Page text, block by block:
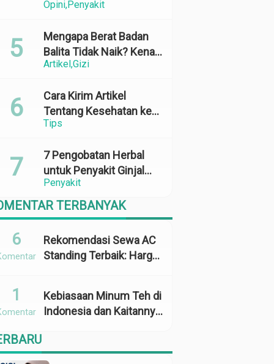
Opini Penyakit
Perubahan Cuaca yang
ArtikelGizi
Mengapa Berat Badan
Balita Tidak Naik? Kenali
Penyebab dan Solusinya
Tips
Cara Kirim Artikel
Tentang Kesehatan ke
Media Online: 100%
Penyakit
7 Pengobatan Herbal
untuk Penyakit Ginjal
yang Terbukti Efektif
dan Aman
TERBANYAK
Rekomendasi Sewa AC
Standing Terbaik: Harga,
6
Kebiasaan Minum Teh di
Indonesia dan Kaitannya
Anemia
1